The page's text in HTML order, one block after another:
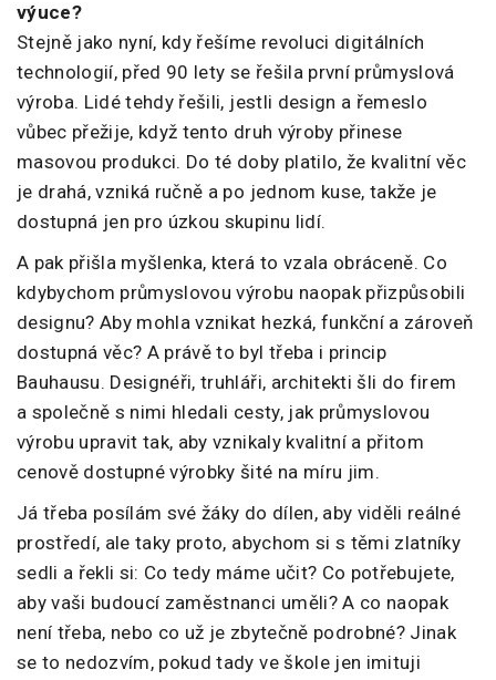
výuce?
Stejně jako nyní, kdy řešíme revoluci digitálních
technologií, před 90 lety se řešila první průmyslová
výroba. Lidé tehdy řešili, jestli design a řemeslo
vůbec přežije, když tento druh výroby přinese
masovou produkci. Do té doby platilo, že kvalitní věc
je drahá, vzniká ručně a po jednom kuse, takže je
dostupná jen pro úzkou skupinu lidí.
A pak přišla myšlenka, která to vzala obráceně. Co
kdybychom průmyslovou výrobu naopak přizpůsobili
designu? Aby mohla vznikat hezká, funkční a zároveň
dostupná věc? A právě to byl třeba i princip
Bauhausu. Designéři, truhláři, architekti šli do firem
a společně s nimi hledali cesty, jak průmyslovou
výrobu upravit tak, aby vznikaly kvalitní a přitom
cenově dostupné výrobky šité na míru jim.
Já třeba posílám své žáky do dílen, aby viděli reálné
prostředí, ale taky proto, abychom si s těmi zlatníky
sedli a řekli si: Co tedy máme učit? Co potřebujete,
aby vaši budoucí zaměstnanci uměli? A co naopak
není třeba, nebo co už je zbytečně podrobné? Jinak
se to nedozvím, pokud tady ve škole jen imituji